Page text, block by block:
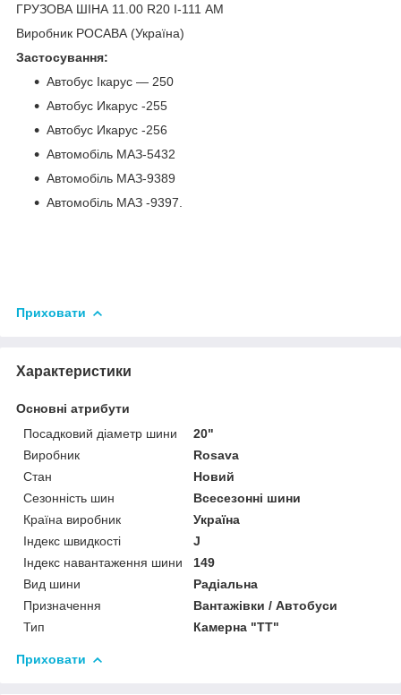
ГРУЗОВА ШІНА 11.00 R20 І-111 АМ
Виробник РОСАВА (Україна)
Застосування:
Автобус Ікарус — 250
Автобус Икарус -255
Автобус Икарус -256
Автомобіль МАЗ-5432
Автомобіль МАЗ-9389
Автомобіль МАЗ -9397.
Приховати
Характеристики
Основні атрибути
Посадковий діаметр шини
20"
Виробник
Rosava
Стан
Новий
Сезонність шин
Всесезонні шини
Країна виробник
Україна
Індекс швидкості
J
Індекс навантаження шини
149
Вид шини
Радіальна
Призначення
Вантажівки / Автобуси
Тип
Камерна "TT"
Приховати